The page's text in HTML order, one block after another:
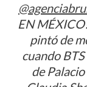
EN
pintó de
cuando
de